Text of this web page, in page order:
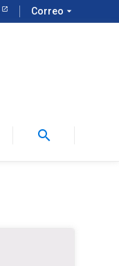
Correo arrow_drop_down
search